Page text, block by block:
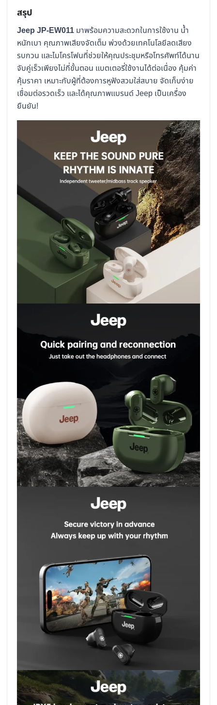
สรุป
Jeep JP-EW011 มาพร้อมความสะดวกในการใช้งาน น้ำ
หนักเบา คุณภาพเสียงจัดเต็ม พ่วงด้วยเทคโนโลยีลดเสียง
รบกวน และไมโครโฟนที่ช่วยให้คุณประชุมหรือโทรศัพท์ได้นาน
จับคู่เร็วเพียงไม่กี่ขั้นตอน แบตเตอรี่ใช้งานได้ต่อเนื่อง คุ้มค่า
คุ้มราคา เหมาะกับผู้ที่ต้องการหูฟังสวมใส่สบาย จัดเก็บง่าย
เชื่อมต่อรวดเร็ว และได้คุณภาพแบรนด์ Jeep เป็นเครื่อง
ยืนยัน!